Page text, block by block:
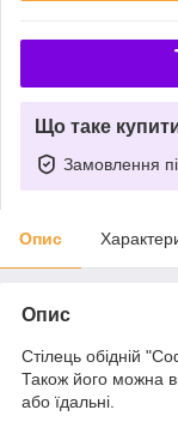
Що таке
Замовлення
Опис
Опис
Стілець обідній
Також його можна
або їдальні.